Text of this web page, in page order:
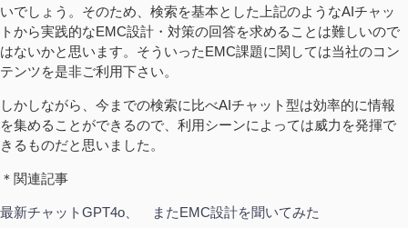
いでしょう。そのため、検索を基本とした上記のようなAIチャッ
トから実践的なEMC設計・対策の回答を求めることは難しいので
はないかと思います。そういったEMC課題に関しては当社のコン
テンツを是非ご利用下さい。
しかしながら、今までの検索に比べAIチャット型は効率的に情報
を集めることができるので、利用シーンによっては威力を発揮で
きるものだと思いました。
＊関連記事
最新チャットGPT4o、 またEMC設計を聞いてみた